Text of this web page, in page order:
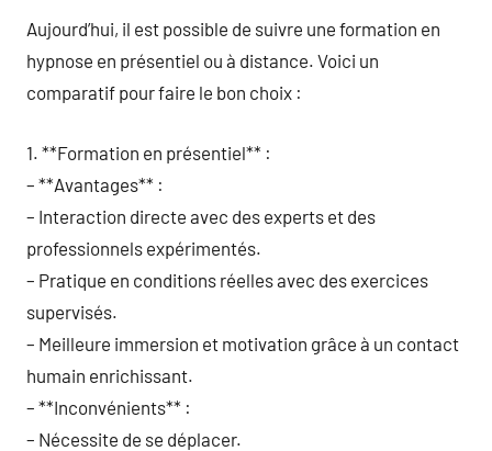
Aujourd’hui, il est possible de suivre une formation en
hypnose en présentiel ou à distance. Voici un
comparatif pour faire le bon choix :
1. **Formation en présentiel** :
– **Avantages** :
– Interaction directe avec des experts et des
professionnels expérimentés.
– Pratique en conditions réelles avec des exercices
supervisés.
– Meilleure immersion et motivation grâce à un contact
humain enrichissant.
– **Inconvénients** :
– Nécessite de se déplacer.